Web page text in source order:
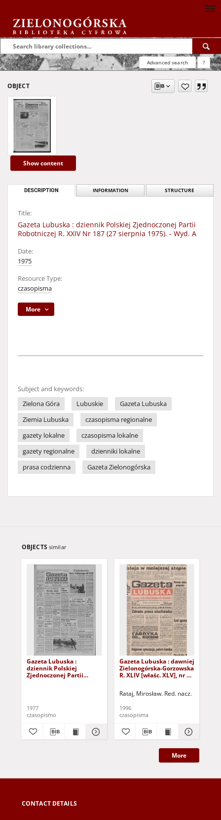
Advanced search ?
OBJECT
Show content
DESCRIPTION INFORMATION STRUCTURE
Title:
Gazeta Lubuska : dziennik Polskiej Zjednoczonej Partii
Robotniczej R. XXIV Nr 187 (27 sierpnia 1975). - Wyd. A
Date:
1975
Resource Type:
czasopisma
More
Subject and keywords:
Zielona Góra
Lubuskie
Gazeta Lubuska
Ziemia Lubuska
czasopisma regionalne
gazety lokalne
czasopisma lokalne
gazety regionalne
dzienniki lokalne
prasa codzienna
Gazeta Zielonogórska
OBJECTS similar
Gazeta Lubuska :
dziennik Polskiej
Zjednoczonej Partii
1977
czasopismo
Gazeta Lubuska : dawniej
Zielonogórska-Gorzowska
R. XLIV [właśc. XLV], nr 52
Rataj, Mirosław. Red. nacz.
1996
czasopisma
More
CONTACT DETAILS